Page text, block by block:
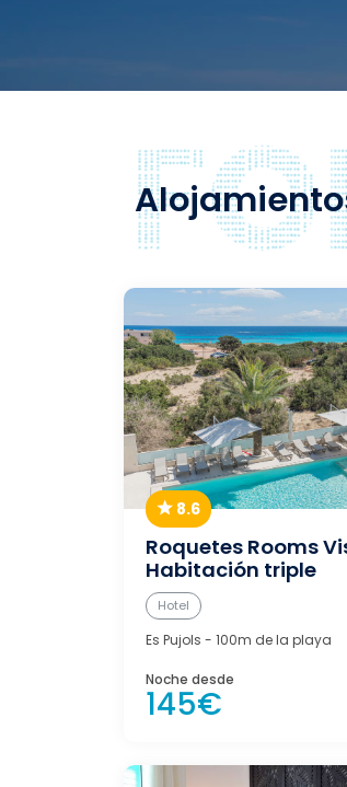
8.6
Roquetes Rooms
Habitación triple
Hotel
Es Pujols - 100m de la playa
Noche desde
145€